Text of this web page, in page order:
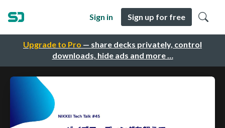
Upgrade to Pro — share decks privately, control
downloads, hide ads and more …
Sign in Sign up for free